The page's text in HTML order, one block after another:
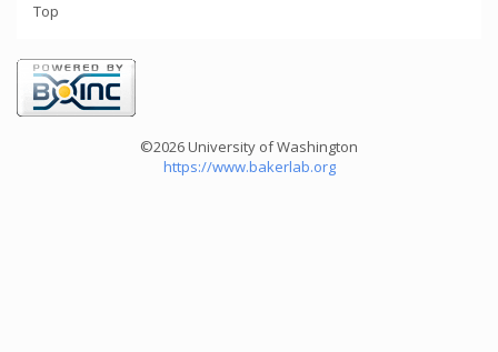
Top
©2026 University of Washington
https://www.bakerlab.org